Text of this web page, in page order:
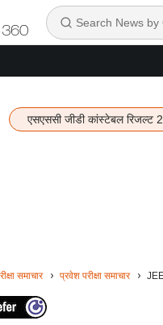
एसएससी जीडी कांस्टेबल रिजल्ट
समाचार प्रवेश परीक्षा समाचार